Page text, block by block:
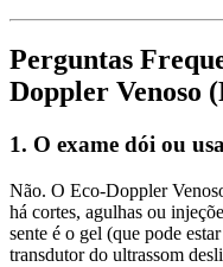
Perguntas
Doppler Venoso
1. O exame dói ou
Não. O Eco-Doppler
há cortes, agulhas ou
sente é o gel (que pode
transdutor do ultrassom